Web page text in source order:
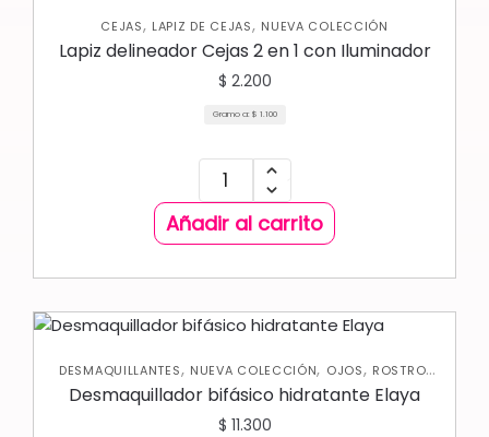
CEJAS, LAPIZ DE CEJAS, NUEVA COLECCIÓN
Lapiz delineador Cejas 2 en 1 con Iluminador
$ 2.200
Gramo a: $ 1.100
Añadir al carrito
DESMAQUILLANTES, NUEVA COLECCIÓN, OJOS, ROSTRO,
SKIN CARE FACIAL
Desmaquillador bifásico hidratante Elaya
$ 11.300